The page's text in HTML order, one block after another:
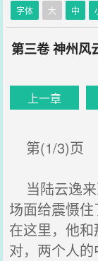
字体 大 中
第三卷 神州风
上一章
第(1/3)页
当陆云逸来
场面给震慑
在这里，他
对，两个人的